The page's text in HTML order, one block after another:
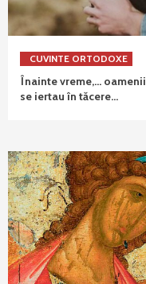
CUVINTE ORTODOXE
Înainte vreme,… oamenii
se iertau în tăcere…